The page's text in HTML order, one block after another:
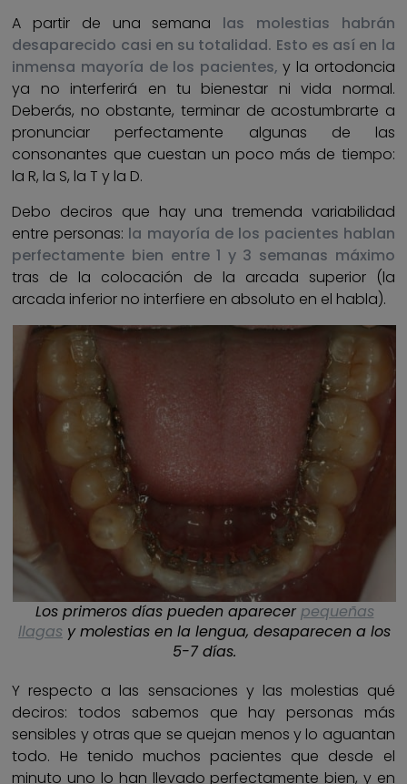
A partir de una semana las molestias habrán
desaparecido casi en su totalidad. Esto es así en la
inmensa mayoría de los pacientes,y la ortodoncia
ya no interferirá en tu bienestar ni vida normal.
Deberás, no obstante, terminar de acostumbrarte a
pronunciar perfectamente algunas de las
consonantes que cuestan un poco más de tiempo:
la R, la S, la T y la D.
Debo deciros que hay una tremenda variabilidad
entre personas: la mayoría de los pacientes hablan
perfectamente bien entre 1 y 3 semanas máximo
tras de la colocación de la arcada superior (la
arcada inferior no interfiere en absoluto en el habla).
Los primeros días pueden aparecer pequeñas
llagas y molestias en la lengua, desaparecen a los
5-7 días.
Y respecto a las sensaciones y las molestias qué
deciros: todos sabemos que hay personas más
sensibles y otras que se quejan menos y lo aguantan
todo. He tenido muchos pacientes que desde el
minuto uno lo han llevado perfectamente bien, y en